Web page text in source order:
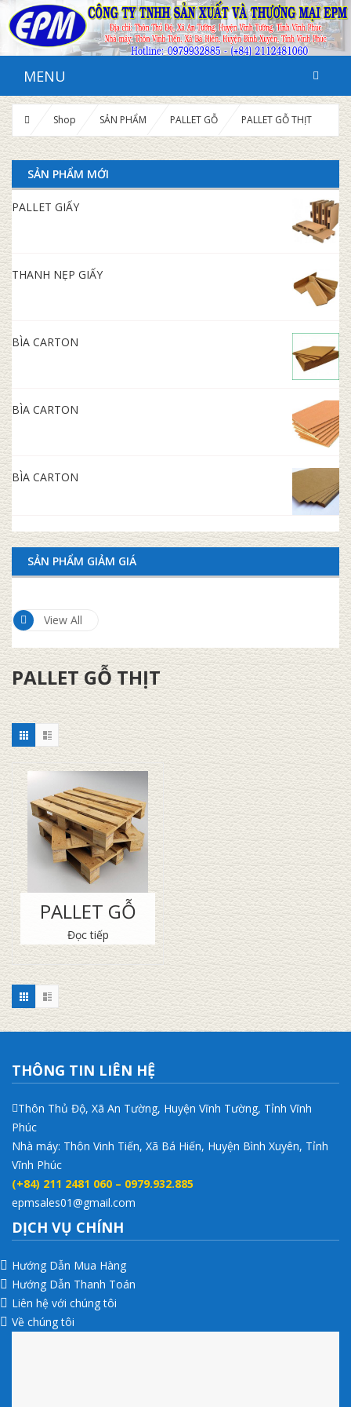
MENU
Shop SẢN PHẨM PALLET GỖ PALLET GỖ THỊT
SẢN PHẨM MỚI
PALLET GIẤY
THANH NẸP GIẤY
BÌA CARTON
BÌA CARTON
BÌA CARTON
SẢN PHẨM GIẢM GIÁ
View All
PALLET GỖ THỊT
PALLET GỖ
Đọc tiếp
THÔNG TIN LIÊN HỆ
Thôn Thủ Độ, Xã An Tường, Huyện Vĩnh Tường, Tỉnh Vĩnh
Phúc
Nhà máy: Thôn Vinh Tiến, Xã Bá Hiến, Huyện Bình Xuyên, Tỉnh
Vĩnh Phúc
(+84) 211 2481 060 – 0979.932.885
epmsales01@gmail.com
DỊCH VỤ CHÍNH
Hướng Dẫn Mua Hàng
Hướng Dẫn Thanh Toán
Liên hệ với chúng tôi
Về chúng tôi